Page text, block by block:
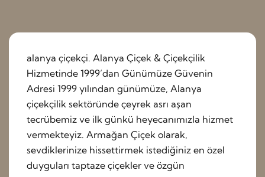
alanya çiçekçi. Alanya Çiçek & Çiçekçilik
Hizmetinde 1999’dan Günümüze Güvenin
Adresi 1999 yılından günümüze, Alanya
çiçekçilik sektöründe çeyrek asrı aşan
tecrübemiz ve ilk günkü heyecanımızla hizmet
vermekteyiz. Armağan Çiçek olarak,
sevdiklerinize hissettirmek istediğiniz en özel
duyguları taptaze çiçekler ve özgün